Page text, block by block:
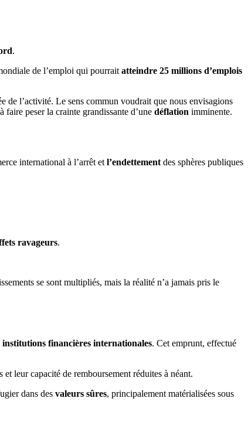
.
de l’emploi qui pourraitatteindre 25 millions d’emplois
de l’activité. Le sens commun voudrait que nous envisagions
faire peser la crainte grandissante d’une déflation imminente.
international à l’arrêt etl’endettementdes sphères publiques
ravageurs.
se sont multipliés, mais la réalité n’a jamais pris le
institutions financières internationales. Cet emprunt, effectué
leur capacité de remboursement réduites à néant.
dans des valeurs sûres, principalement matérialisées sous